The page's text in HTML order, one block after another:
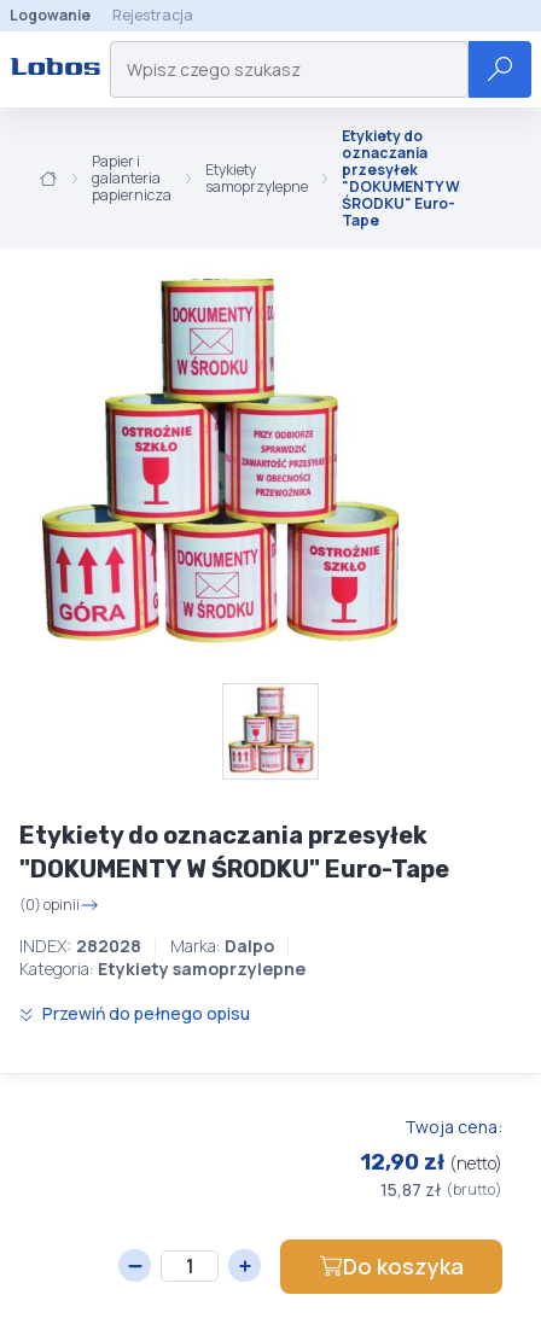
Logowanie Rejestracja
Papier i
galanteria
papiernicza
Etykiety
samoprzylepne
Etykiety do
oznaczania
przesyłek
"DOKUMENTY W
ŚRODKU" Euro-
Tape
Etykiety do oznaczania przesyłek
"DOKUMENTY W ŚRODKU" Euro-Tape
(0) opinii
INDEX: 282028 Marka: Dalpo
Kategoria: Etykiety samoprzylepne
Przewiń do pełnego opisu
Twoja cena:
12,90 zł (netto)
15,87 zł (brutto)
Do koszyka